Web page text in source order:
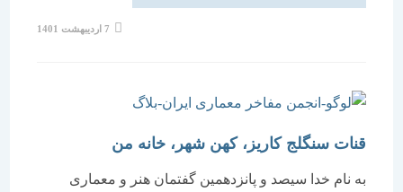
قنات سنگلج کاریز، کهن شهر، خانه من
به نام خدا سیصد و پانزدهمین گفتمان هنر و معماری